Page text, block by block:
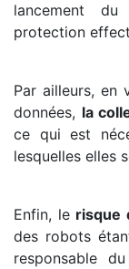
lancement du
protection
Par ailleurs, en
données, la
ce qui est
lesquelles elles
Enfin, le risque
des robots
responsable